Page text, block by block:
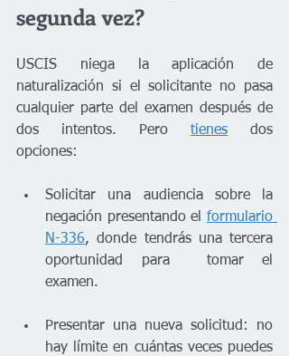
segunda vez?
USCIS niega la aplicación de
naturalización si el solicitante no pasa
cualquier parte del examen después de
dos intentos. Pero tienes dos
opciones:
Solicitar una audiencia sobre la
negación presentando el formulario
N-336, donde tendrás una tercera
oportunidad para  tomar el
examen.
Presentar una nueva solicitud: no
hay límite en cuántas veces puedes